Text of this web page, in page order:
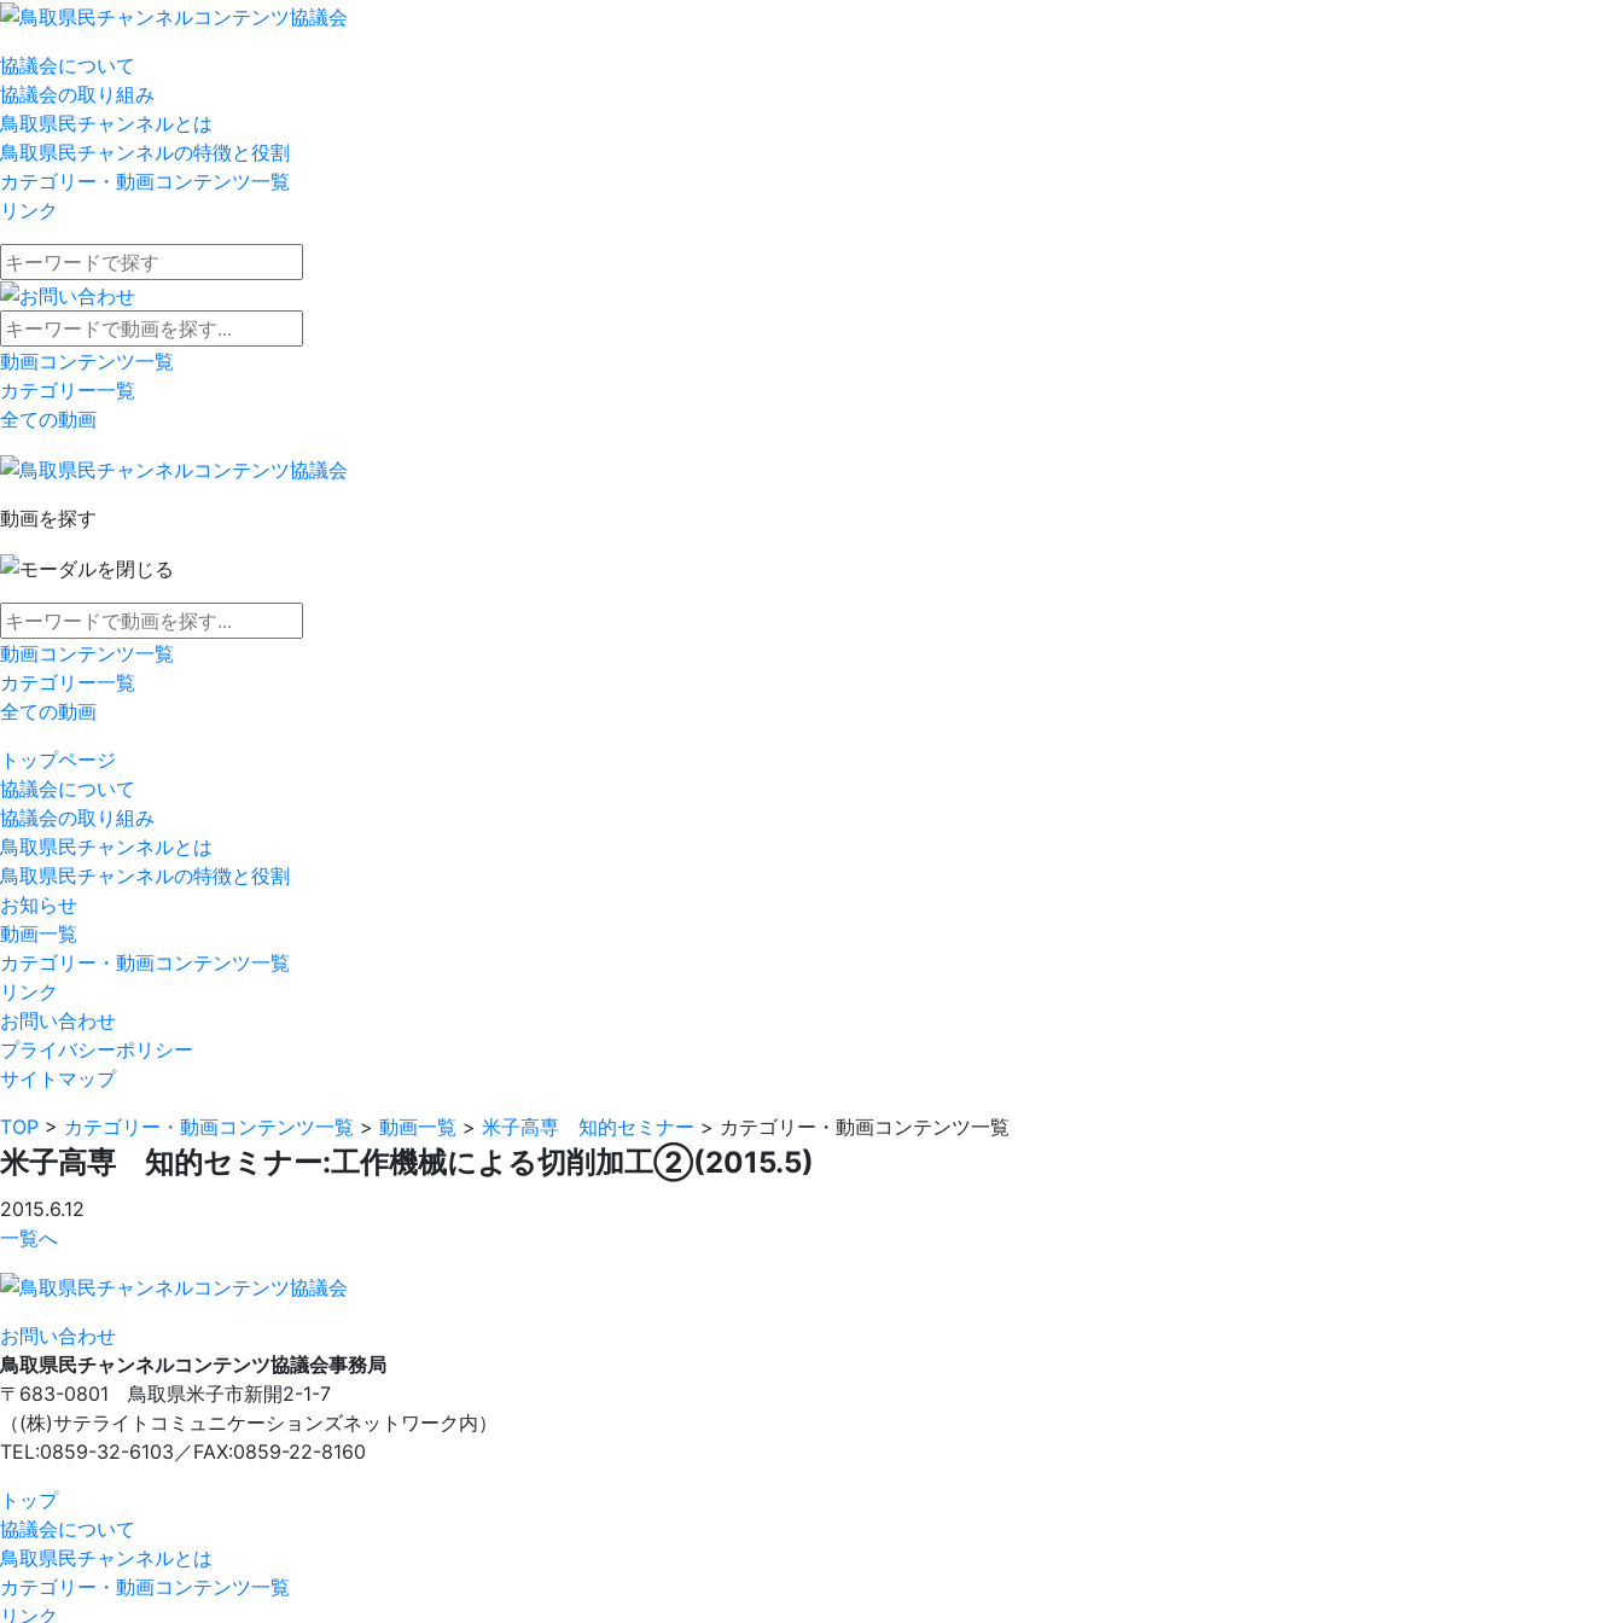
協議会について
協議会の取り組み
鳥取県民チャンネルとは
鳥取県民チャンネルの特徴と役割
カテゴリー・動画コンテンツ一覧
リンク
動画コンテンツ一覧
カテゴリー一覧
全ての動画
動画を探す
動画コンテンツ一覧
カテゴリー一覧
全ての動画
トップページ
協議会について
協議会の取り組み
鳥取県民チャンネルとは
鳥取県民チャンネルの特徴と役割
お知らせ
動画一覧
カテゴリー・動画コンテンツ一覧
リンク
お問い合わせ
プライバシーポリシー
サイトマップ
TOP > カテゴリー・動画コンテンツ一覧 > 動画一覧 > 米子高専 知的セミナー > カテゴリー・動画コンテンツ一覧
米子高専 知的セミナー:工作機械による切削加工②(2015.5)
2015.6.12
一覧へ
お問い合わせ
鳥取県民チャンネルコンテンツ協議会事務局
〒683-0801 鳥取県米子市新開2-1-7
（(株)サテライトコミュニケーションズネットワーク内）
TEL:0859-32-6103／FAX:0859-22-8160
トップ
協議会について
鳥取県民チャンネルとは
カテゴリー・動画コンテンツ一覧
リンク